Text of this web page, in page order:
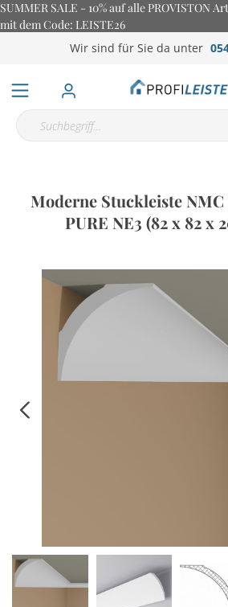
SUMMER SALE - 10% auf alle PROVISTON
mit dem Code: LEISTE26
Wir sind für Sie da unter
Moderne Stuckleiste
PURE NE3 (82 x 82 x